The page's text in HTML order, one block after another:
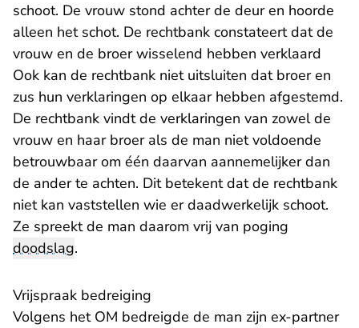
schoot. De vrouw stond achter de deur en hoorde
alleen het schot. De rechtbank constateert dat de
vrouw en de broer wisselend hebben verklaard
Ook kan de rechtbank niet uitsluiten dat broer en
zus hun verklaringen op elkaar hebben afgestemd.
De rechtbank vindt de verklaringen van zowel de
vrouw en haar broer als de man niet voldoende
betrouwbaar om één daarvan aannemelijker dan
de ander te achten. Dit betekent dat de rechtbank
niet kan vaststellen wie er daadwerkelijk schoot.
Ze spreekt de man daarom vrij van poging
doodslag.
Vrijspraak bedreiging
Volgens het OM bedreigde de man zijn ex-partner